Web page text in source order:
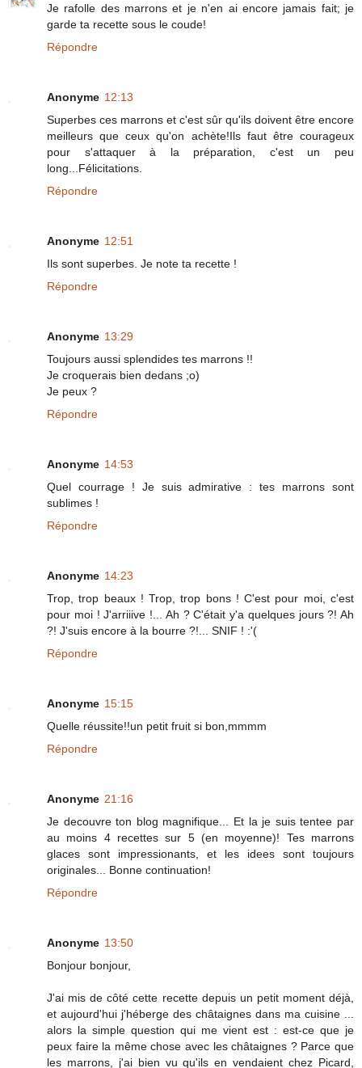
Je rafolle des marrons et je n'en ai encore jamais fait; je
garde ta recette sous le coude!
Répondre
Anonyme 12:13
Superbes ces marrons et c'est sûr qu'ils doivent être encore
meilleurs que ceux qu'on achète!Ils faut être courageux
pour s'attaquer à la préparation, c'est un peu
long...Félicitations.
Répondre
Anonyme 12:51
Ils sont superbes. Je note ta recette !
Répondre
Anonyme 13:29
Toujours aussi splendides tes marrons !!
Je croquerais bien dedans ;o)
Je peux ?
Répondre
Anonyme 14:53
Quel courrage ! Je suis admirative : tes marrons sont
sublimes !
Répondre
Anonyme 14:23
Trop, trop beaux ! Trop, trop bons ! C'est pour moi, c'est
pour moi ! J'arriiive !... Ah ? C'était y'a quelques jours ?! Ah
?! J'suis encore à la bourre ?!... SNIF ! :'(
Répondre
Anonyme 15:15
Quelle réussite!!un petit fruit si bon,mmmm
Répondre
Anonyme 21:16
Je decouvre ton blog magnifique... Et la je suis tentee par
au moins 4 recettes sur 5 (en moyenne)! Tes marrons
glaces sont impressionants, et les idees sont toujours
originales... Bonne continuation!
Répondre
Anonyme 13:50
Bonjour bonjour,
J'ai mis de côté cette recette depuis un petit moment déjà,
et aujourd'hui j'héberge des châtaignes dans ma cuisine ...
alors la simple question qui me vient est : est-ce que je
peux faire la même chose avec les châtaignes ? Parce que
les marrons, j'ai bien vu qu'ils en vendaient chez Picard,